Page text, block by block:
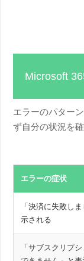
Microsoft
エラーのパター
ず自分の状況を
エラーの症状
「決済に失敗し
示される
「サブスクリプ